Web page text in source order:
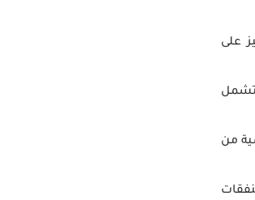
على
تشمل
من